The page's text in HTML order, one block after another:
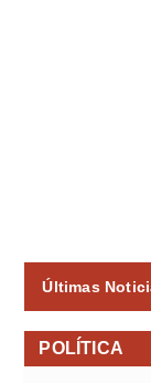
Últimas
POLÍTICA